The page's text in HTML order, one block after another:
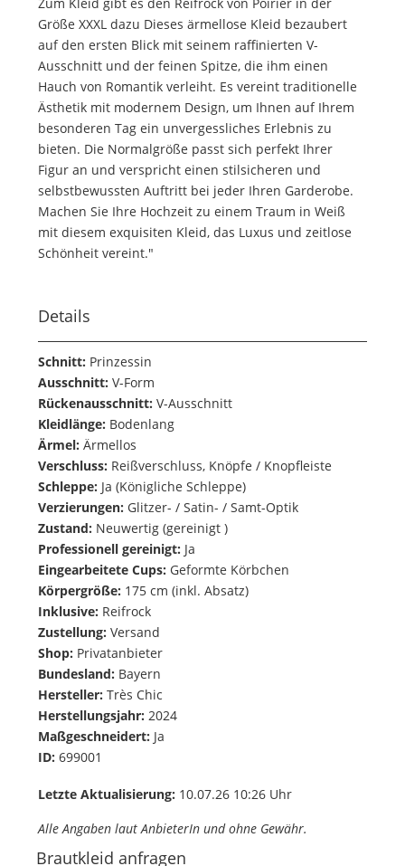
Größe XXXL dazu Dieses ärmellose Kleid bezaubert
auf den ersten Blick mit seinem raffinierten V-
Ausschnitt und der feinen Spitze, die ihm einen
Hauch von Romantik verleiht. Es vereint traditionelle
Ästhetik mit modernem Design, um Ihnen auf Ihrem
besonderen Tag ein unvergessliches Erlebnis zu
bieten. Die Normalgröße passt sich perfekt Ihrer
Figur an und verspricht einen stilsicheren und
selbstbewussten Auftritt bei jeder Ihren Garderobe.
Machen Sie Ihre Hochzeit zu einem Traum in Weiß
mit diesem exquisiten Kleid, das Luxus und zeitlose
Schönheit vereint."
Details
Schnitt: Prinzessin
Ausschnitt:V-Form
Rückenausschnitt:V-Ausschnitt
Kleidlänge: Bodenlang
Ärmel: Ärmellos
Verschluss: Reißverschluss, Knöpfe / Knopfleiste
Schleppe: Ja (Königliche Schleppe)
Verzierungen: Glitzer- / Satin- / Samt-Optik
Zustand: Neuwertig (gereinigt )
Professionell gereinigt: Ja
Eingearbeitete Cups: Geformte Körbchen
Körpergröße: 175 cm (inkl. Absatz)
Inklusive: Reifrock
Zustellung:Versand
Shop: Privatanbieter
Bundesland: Bayern
Hersteller:Très Chic
Herstellungsjahr: 2024
Maßgeschneidert: Ja
ID: 699001
Letzte Aktualisierung: 10.07.26 10:26 Uhr
Alle Angaben laut AnbieterIn und ohne Gewähr.
Brautkleid anfragen